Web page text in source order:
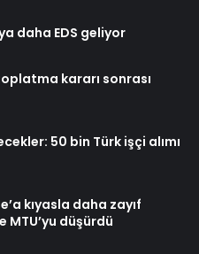
daha EDS geliyor
kararı sonrası
50 bin Türk işçi alımı
kıyasla daha zayıf
MTU’yu düşürdü